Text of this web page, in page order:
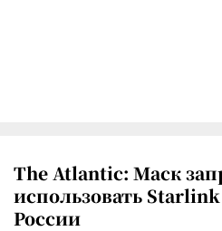
The Atlantic: Маск
использовать
России